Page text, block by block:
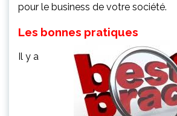
pour le business de votre société.
Les bonnes pratiques
Il y a